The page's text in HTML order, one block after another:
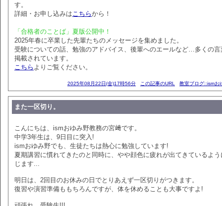
す。
詳細・お申し込みはこちらから！
「合格者のことば」夏版公開中！
2025年春に卒業した先輩たちのメッセージを集めました。
受験についての話、勉強のアドバイス、後輩へのエールなど…多くの言
掲載されています。
こちら よりご覧ください。
2025年08月22日(金)17時56分 この記事のURL 教室ブログ::ismお
また一区切り。
こんにちは、ismおゆみ野教務の宮﨑です。
中学3年生は、9日目に突入!
ismおゆみ野でも、生徒たちは熱心に勉強しています!
夏期講習に慣れてきたのと同時に、やや顔色に疲れが出てきているよう
じます...
明日は、2回目のお休みの日でとりあえず一区切りがつきます。
復習や演習準備ももちろんですが、体を休めることも大事ですよ!